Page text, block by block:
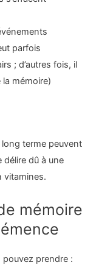
parfois
; d’autres fois, il
mémoire)
long terme peuvent
délire dû à une
vitamines.
mémoire
pouvez prendre :